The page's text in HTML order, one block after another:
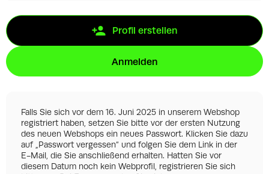
Profil erstellen
Anmelden
Falls Sie sich vor dem 16. Juni 2025 in unserem Webshop
registriert haben, setzen Sie bitte vor der ersten Nutzung
des neuen Webshops ein neues Passwort. Klicken Sie dazu
auf „Passwort vergessen“ und folgen Sie dem Link in der
E-Mail, die Sie anschließend erhalten. Hatten Sie vor
diesem Datum noch kein Webprofil, registrieren Sie sich